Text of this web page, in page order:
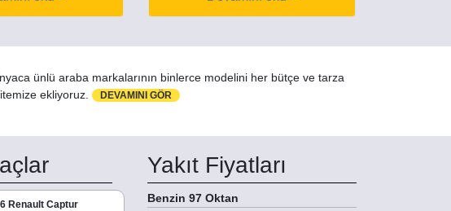
ünlü araba markalarının binlerce modelini her bütçe ve tarza
ekliyoruz.
DEVAMINI GÖR
Renault Captur
Yakıt Fiyatları
Benzin 97 Oktan